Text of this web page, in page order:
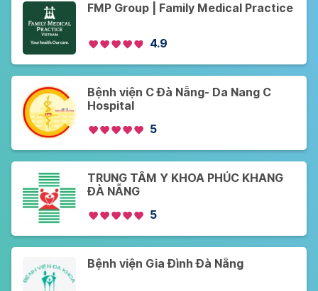
FMP Group | Family Medical Practice
4.9
Bệnh viện C Đà Nẵng- Da Nang C
Hospital
5
TRUNG TÂM Y KHOA PHÚC KHANG
ĐÀ NẴNG
5
Bệnh viện Gia Đình Đà Nẵng